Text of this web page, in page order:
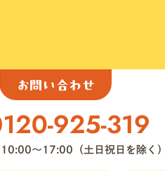
お問い合わせ
10:00〜17:00（土日祝日を除く）